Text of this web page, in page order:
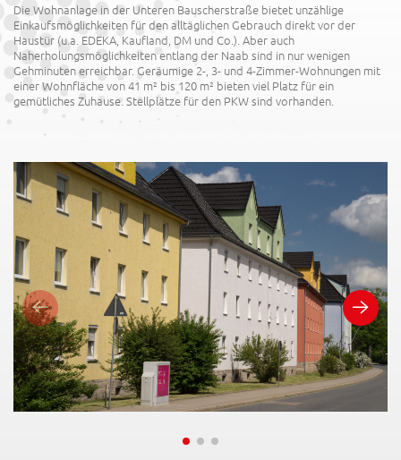
Die Wohnanlage in der Unteren Bauscherstraße bietet unzählige
Einkaufsmöglichkeiten für den alltäglichen Gebrauch direkt vor der
Haustür (u.a. EDEKA, Kaufland, DM und Co.). Aber auch
Naherholungsmöglichkeiten entlang der Naab sind in nur wenigen
Gehminuten erreichbar. Geräumige 2-, 3- und 4-Zimmer-Wohnungen mit
einer Wohnfläche von 41 m² bis 120 m² bieten viel Platz für ein
gemütliches Zuhause. Stellplätze für den PKW sind vorhanden.